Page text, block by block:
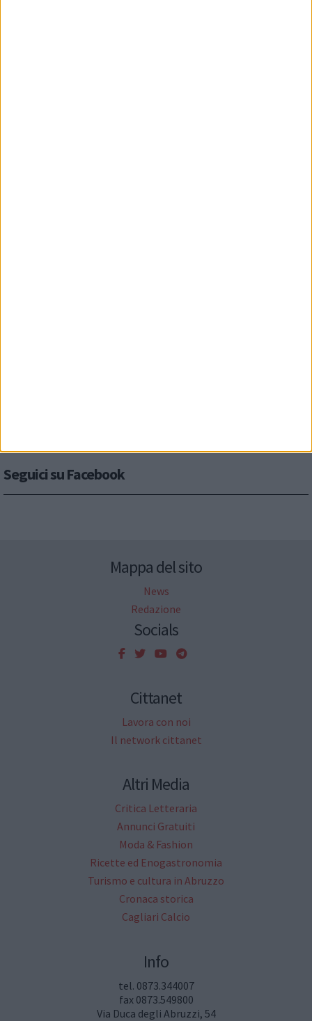
Seguici su Facebook
Mappa del sito
News
Redazione
Socials
Cittanet
Lavora con noi
Il network cittanet
Altri Media
Critica Letteraria
Annunci Gratuiti
Moda & Fashion
Ricette ed Enogastronomia
Turismo e cultura in Abruzzo
Cronaca storica
Cagliari Calcio
Info
tel. 0873.344007
fax 0873.549800
Via Duca degli Abruzzi, 54